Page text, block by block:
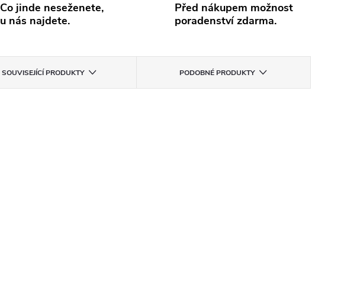
Co jinde neseženete,
u nás najdete.
Před nákupem možnost
poradenství zdarma.
SOUVISEJÍCÍ PRODUKTY PODOBNÉ PRODUKTY